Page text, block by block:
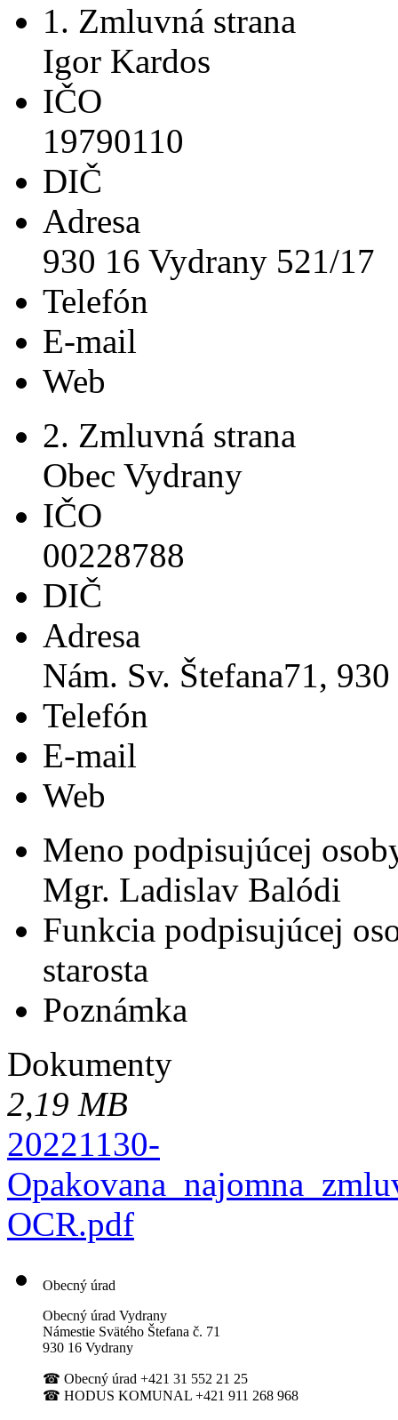
1. Zmluvná strana
Igor Kardos
IČO
19790110
DIČ
Adresa
930 16 Vydrany 521/17
Telefón
E-mail
Web
2. Zmluvná strana
Obec Vydrany
IČO
00228788
DIČ
Adresa
Nám. Sv. Štefana71,
Telefón
E-mail
Web
Meno podpisujúcej
Mgr. Ladislav Balódi
Funkcia podpisujúcej
starosta
Poznámka
Dokumenty
2,19 MB
20221130-
OCR.pdf
Obecný úrad
Obecný úrad Vydrany
Námestie Svätého Štefana č. 71
930 16 Vydrany
☎ Obecný úrad +421 31 552 21 25
☎ HODUS KOMUNAL +421 911 268 968